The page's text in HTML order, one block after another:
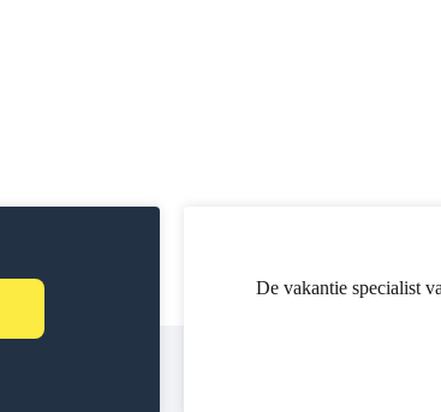
De vakantie specialist